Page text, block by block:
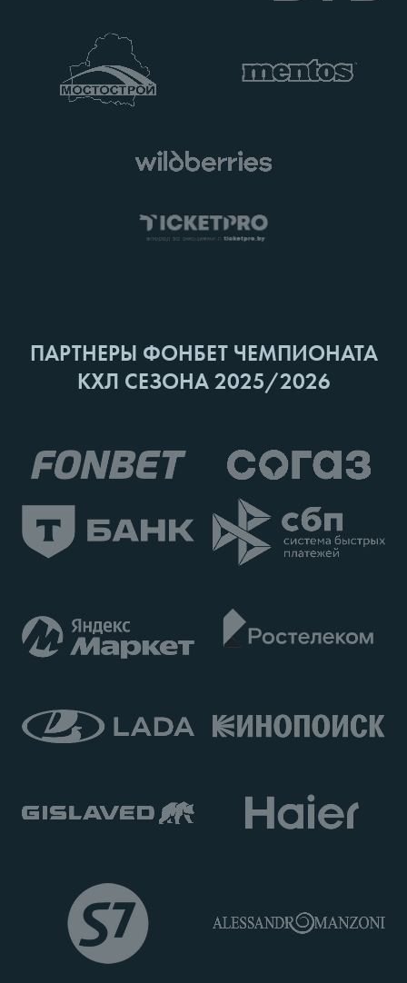
ПАРТНЕРЫ ФОНБЕТ ЧЕМПИОНАТА
КХЛ СЕЗОНА 2025/2026